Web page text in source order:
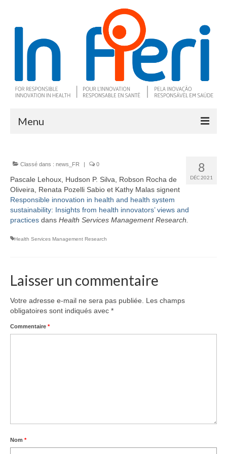
Menu
Ce qu’est l’IRS
Deux outils clés
Programme de recherche
Vidéos
8
DÉC 2021
Classé dans : news_FR | 0
Pascale Lehoux, Hudson P. Silva, Robson Rocha de
Oliveira, Renata Pozelli Sabio et Kathy Malas signent
Responsible innovation in health and health system
sustainability: Insights from health innovators’ views and
practices dans Health Services Management Research.
Health Services Management Research
Laisser un commentaire
Votre adresse e-mail ne sera pas publiée.
Les champs
obligatoires sont indiqués avec *
Commentaire *
Nom *